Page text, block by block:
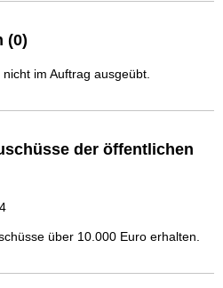
(0)
im Auftrag ausgeübt.
der öffentlichen
über 10.000 Euro erhalten.